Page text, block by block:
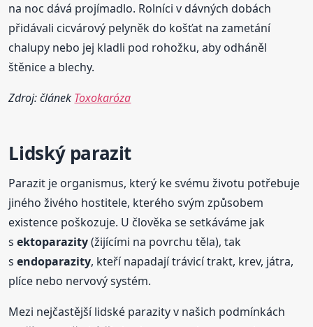
na noc dává projímadlo. Rolníci v dávných dobách
přidávali cicvárový pelyněk do košťat na zametání
chalupy nebo jej kladli pod rohožku, aby odháněl
štěnice a blechy.
Zdroj: článek Toxokaróza
Lidský parazit
Parazit je organismus, který ke svému životu potřebuje
jiného živého hostitele, kterého svým způsobem
existence poškozuje. U člověka se setkáváme jak
sektoparazity(žijícími na povrchu těla), tak
sendoparazity, kteří napadají trávicí trakt, krev, játra,
plíce nebo nervový systém.
Mezi nejčastější lidské parazity v našich podmínkách